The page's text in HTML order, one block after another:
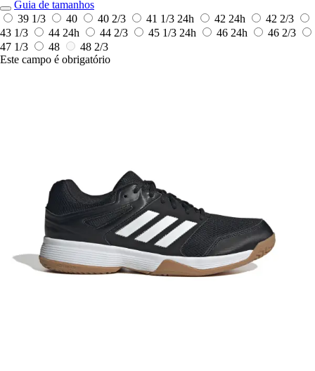
Guia de tamanhos
39 1/3
40 40 2/3 41 1/3 24h 42 24h
42 2/3
43 1/3
44 24h 44 2/3 45 1/3 24h 46 24h
46 2/3
47 1/3
48
48 2/3
Este campo é obrigatório